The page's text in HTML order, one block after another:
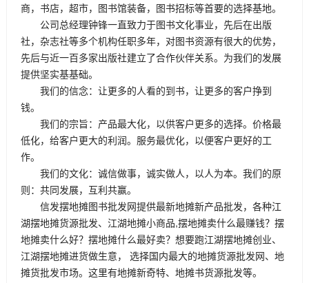
商，书店，超市，图书馆装备，图书招标等首要的选择基地。
公司总经理钟锋一直致力于图书文化事业，先后在出版
社，杂志社等多个机构任职多年，对图书资源有很大的优势，
先后与近一百多家出版社建立了合作伙伴关系。为我们的发展
提供坚实基基础。
我们的信念：让更多的人看的到书，让更多的客户挣到
钱。
我们的宗旨：产品最大化，以供客户更多的选择。价格最
低化，给客户更大的利润。服务最优化，以便客户更好的工
作。
我们的文化：诚信做事，诚实做人，以人为本。我们的原
则：共同发展，互利共赢。
信发摆地摊图书批发网提供最新地摊新产品批发，各种江
湖摆地摊货源批发、江湖地摊小商品,摆地摊卖什么最赚钱？摆
地摊卖什么好？摆地摊什么最好卖？想要跑江湖摆地摊创业、
江湖摆地摊进货做生意， 选择国内最大的地摊货源批发网、地
摊货批发市场。这里有地摊新奇特、地摊书货源批发等。